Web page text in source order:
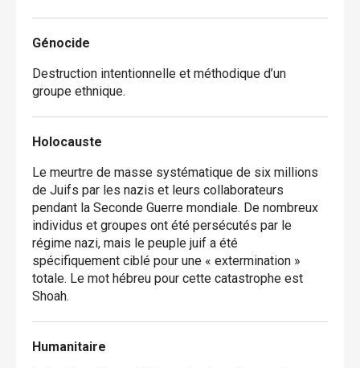
Génocide
Destruction intentionnelle et méthodique d’un
groupe ethnique.
Holocauste
Le meurtre de masse systématique de six millions
de Juifs par les nazis et leurs collaborateurs
pendant la Seconde Guerre mondiale. De nombreux
individus et groupes ont été persécutés par le
régime nazi, mais le peuple juif a été
spécifiquement ciblé pour une « extermination »
totale. Le mot hébreu pour cette catastrophe est
Shoah.
Humanitaire